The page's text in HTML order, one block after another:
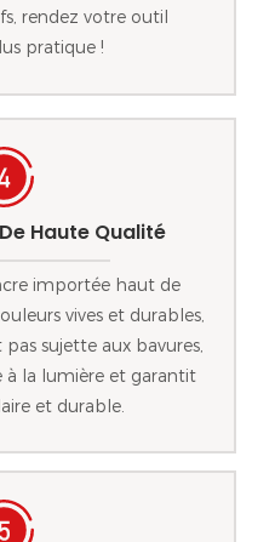
rendez votre outil
pratique !
Haute Qualité
importée haut de
vives et durables,
sujette aux bavures,
à la lumière et garantit
et durable.